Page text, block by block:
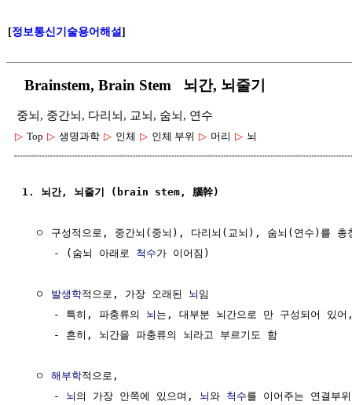
[정보통신기술용어해설]
Brainstem, Brain Stem 뇌간, 뇌줄기
중뇌, 중간뇌, 다리뇌, 교뇌, 숨뇌, 연수
▷ Top ▷ 생명과학 ▷ 인체 ▷ 인체 부위 ▷ 머리 ▷ 뇌
1. 뇌간, 뇌줄기 (brain stem, 腦幹)
ㅇ 구성적으로, 중간뇌(중뇌), 다리뇌(교뇌), 숨뇌(연수)를
     - (숨뇌 아래로
척수가 이어짐)
  ㅇ
발생학적으로, 가장 오래된 뇌 임
     - 특히, 파충류의
뇌 는, 대부분 뇌간으로 만 구성되어 있
     - 흔히, 뇌간을 파충류의 뇌라고 부르기도 함
  ㅇ
해부학적으로,
     -
뇌 의 가장 안쪽에 있으며, 뇌와 척수를 이어주는 연결부위